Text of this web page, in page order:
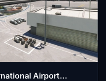
Airport